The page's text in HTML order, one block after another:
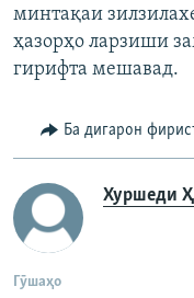
минтақаи
ҳазорҳо ларзиши
гирифта мешавад.
Ба дигарон
Хуршеди
Гӯшаҳо